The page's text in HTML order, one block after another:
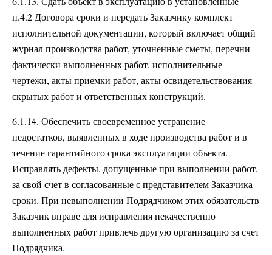
п.4.2 Договора сроки и передать Заказчику комплект
исполнительной документации, который включает общий
журнал производства работ, уточненные сметы, перечни
фактически выполненных работ, исполнительные
чертежи, акты приемки работ, акты освидетельствования
скрытых работ и ответственных конструкций.
6.1.14. Обеспечить своевременное устранение
недостатков, выявленных в ходе производства работ и в
течение гарантийного срока эксплуатации объекта.
Исправлять дефекты, допущенные при выполнении работ,
за свой счет в согласованные с представителем Заказчика
сроки. При невыполнении Подрядчиком этих обязательств
Заказчик вправе для исправления некачественно
выполненных работ привлечь другую организацию за счет
Подрядчика.